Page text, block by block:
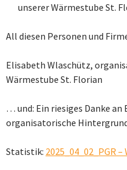
unserer Wärmestube St.
All diesen Personen und
Elisabeth Wlaschütz,
Wärmestube St. Florian
… und: Ein riesiges Danke
organisatorische
Statistik: 2025_04_02_PGR